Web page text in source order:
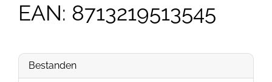
EAN: 8713219513545
Bestanden